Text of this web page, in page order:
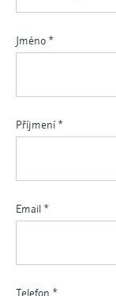
Jméno *
Příjmení *
Email *
Telefon *